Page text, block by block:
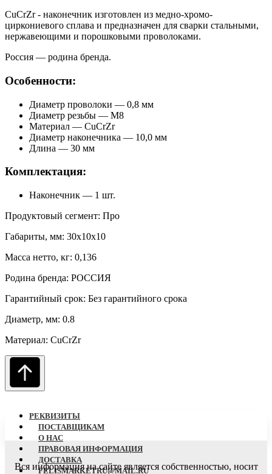
CuCrZr - наконечник изготовлен из медно-хромо-
циркониевого сплава и предназначен для сварки стальными,
нержавеющими и порошковыми проволоками.
Россия — родина бренда.
Особенности:
Диаметр проволоки — 0,8 мм
Диаметр резьбы — М8
Материал — CuCrZr
Диаметр наконечника — 10,0 мм
Длина — 30 мм
Комплектация:
Наконечник — 1 шт.
Продуктовый сегмент: Про
Габариты, мм: 30х10х10
Масса нетто, кг: 0,136
Родина бренда: РОССИЯ
Гарантийный срок: Без гарантийного срока
Диаметр, мм: 0.8
Материал: CuCrZr
РЕКВИЗИТЫ
ПОСТАВЩИКАМ
О НАC
ПРАВОВАЯ ИНФОРМАЦИЯ
ДОСТАВКА
FELISMARKETRU@MAIL.RU
Вся информация на сайте является собственностью, носит